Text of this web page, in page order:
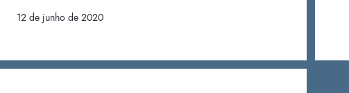
12 de junho de 2020